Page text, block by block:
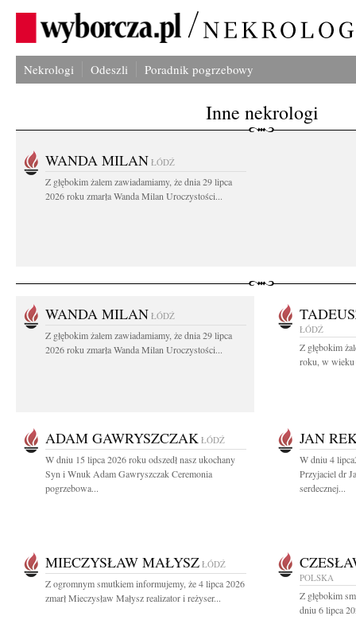
Nekrologi Odeszli Poradnik pogrzebowy
Inne nekrologi
WANDA MILAN ŁÓDŹ
Z głębokim żalem zawiadamiamy, że dnia 29 lipca
2026 roku zmarła Wanda Milan Uroczystości...
WANDA MILAN ŁÓDŹ
Z głębokim żalem zawiadamiamy, że dnia 29 lipca
2026 roku zmarła Wanda Milan Uroczystości...
ŁÓDŹ
Z głębokim
roku, w wieku
ADAM GAWRYSZCZAK ŁÓDŹ
W dniu 15 lipca 2026 roku odszedł nasz ukochany
Syn i Wnuk Adam Gawryszczak Ceremonia
pogrzebowa...
JAN
W dniu 4
Przyjaciel dr
serdecznej...
MIECZYSŁAW MAŁYSZ ŁÓDŹ
Z ogromnym smutkiem informujemy, że 4 lipca 2026
zmarł Mieczysław Małysz realizator i reżyser...
POLSKA
Z głębokim
dniu 6 lipca